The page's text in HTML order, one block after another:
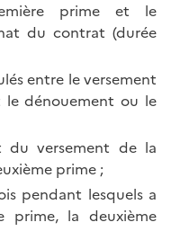
prime et le
du contrat (durée
entre le versement
dénouement ou le
du versement de la
prime ;
pendant lesquels a
prime, la deuxième